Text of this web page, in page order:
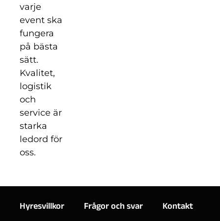
varje
event ska
fungera
på bästa
sätt.
Kvalitet,
logistik
och
service är
starka
ledord för
oss.
Hyresvillkor Frågor och svar
Kontakt